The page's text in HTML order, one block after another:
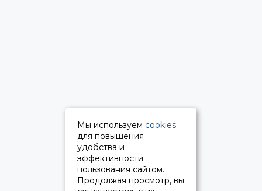
Мы используем cookies
для повышения
удобства и
эффективности
пользования сайтом.
Продолжая просмотр, вы